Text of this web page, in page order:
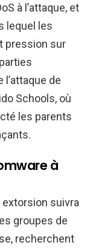
à l’attaque, et
lequel les
pression sur
de
Schools, où
les parents
à
extorsion suivra
groupes de
recherchent